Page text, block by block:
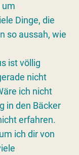
um
Dinge, die
so aussah, wie
ist völlig
nicht
ich nicht
in den Bäcker
erfahren.
ich dir von